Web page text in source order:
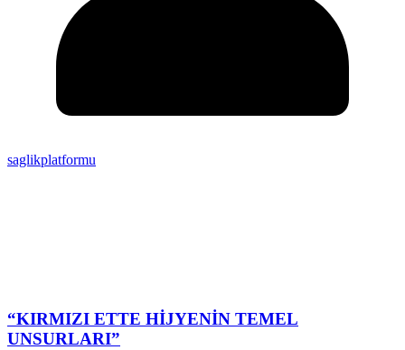
saglikplatformu
“KIRMIZI ETTE HİJYENİN TEMEL
UNSURLARI”